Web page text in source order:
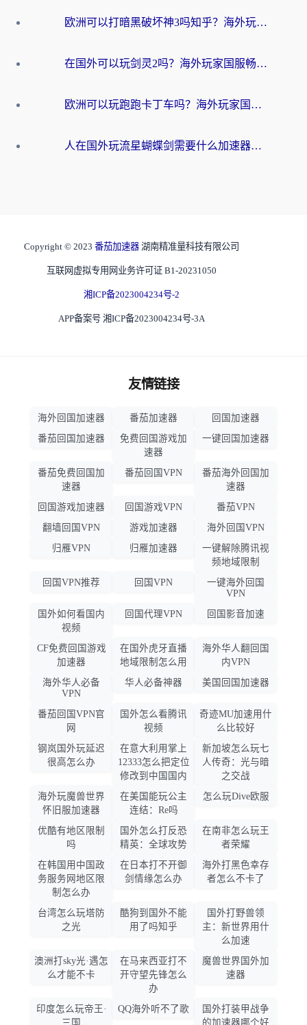
欧洲可以打暗黑破坏神3吗知乎？海外玩家国服游戏加速终极指南
在国外可以玩剑灵2吗？海外玩家国服畅玩终极指南（附永恒之塔明日方舟加速方案）
欧洲可以玩跑跑卡丁车吗？海外玩家国服游戏畅玩终极指南（附QQ炫舞剑网3解决方案）
人在国外玩流星蝴蝶剑需要什么加速器？老玩家亲测的终极解决方案
Copyright © 2023 番茄加速器 湖南精准量科技有限公司
互联网虚拟专用网业务许可证 B1-20231050
湘ICP备2023004234号-2
APP备案号 湘ICP备2023004234号-3A
友情链接
海外回国加速器 番茄加速器
回国加速器
番茄回国加速器
免费回国游戏加
速器
一键回国加速器
番茄免费回国加
速器
番茄回国VPN
番茄海外回国加
速器
回国游戏加速器
回国游戏VPN
番茄VPN
翻墙回国VPN
游戏加速器
海外回国VPN
归雁VPN
归雁加速器
一键解除腾讯视
频地域限制
回国VPN推荐
回国VPN
一键海外回国
VPN
国外如何看国内
视频
回国代理VPN 回国影音加速
CF免费回国游戏
加速器
在国外虎牙直播
地域限制怎么用
海外华人翻回国
内VPN
海外华人必备
VPN
华人必备神器 美国回国加速器
番茄回国VPN官
网
国外怎么看腾讯
视频
奇迹MU加速用什
么比较好
钢岚国外玩延迟
很高怎么办
在意大利用掌上
12333怎么把定位
修改到中国国内
新加坡怎么玩七
人传奇：光与暗
之交战
海外玩魔兽世界
怀旧服加速器
在美国能玩公主
连结：Re吗
怎么玩Dive欧服
优酷有地区限制
吗
国外怎么打反恐
精英：全球攻势
在南非怎么玩王
者荣耀
在韩国用中国政
务服务网地区限
制怎么办
在日本打不开御
剑情缘怎么办
海外打黑色幸存
者怎么不卡了
台湾怎么玩塔防
之光
酷狗到国外不能
用了吗知乎
国外打野兽领
主：新世界用什
么加速
澳洲打sky光·遇怎
么才能不卡
在马来西亚打不
开守望先锋怎么
办
魔兽世界国外加
速器
印度怎么玩帝王·
三国
QQ海外听不了歌
国外打装甲战争
的加速器哪个好